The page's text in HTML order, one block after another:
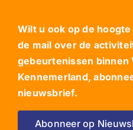
Wilt u ook op de
de mail over de
gebeurtenissen binnen
Kennemerland,
nieuwsbrief.
Abonneer op